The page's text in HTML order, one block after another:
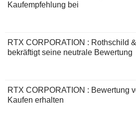
Kaufempfehlung bei
RTX CORPORATION : Rothschild
bekräftigt seine neutrale Bewertung
RTX CORPORATION : Bewertung
Kaufen erhalten